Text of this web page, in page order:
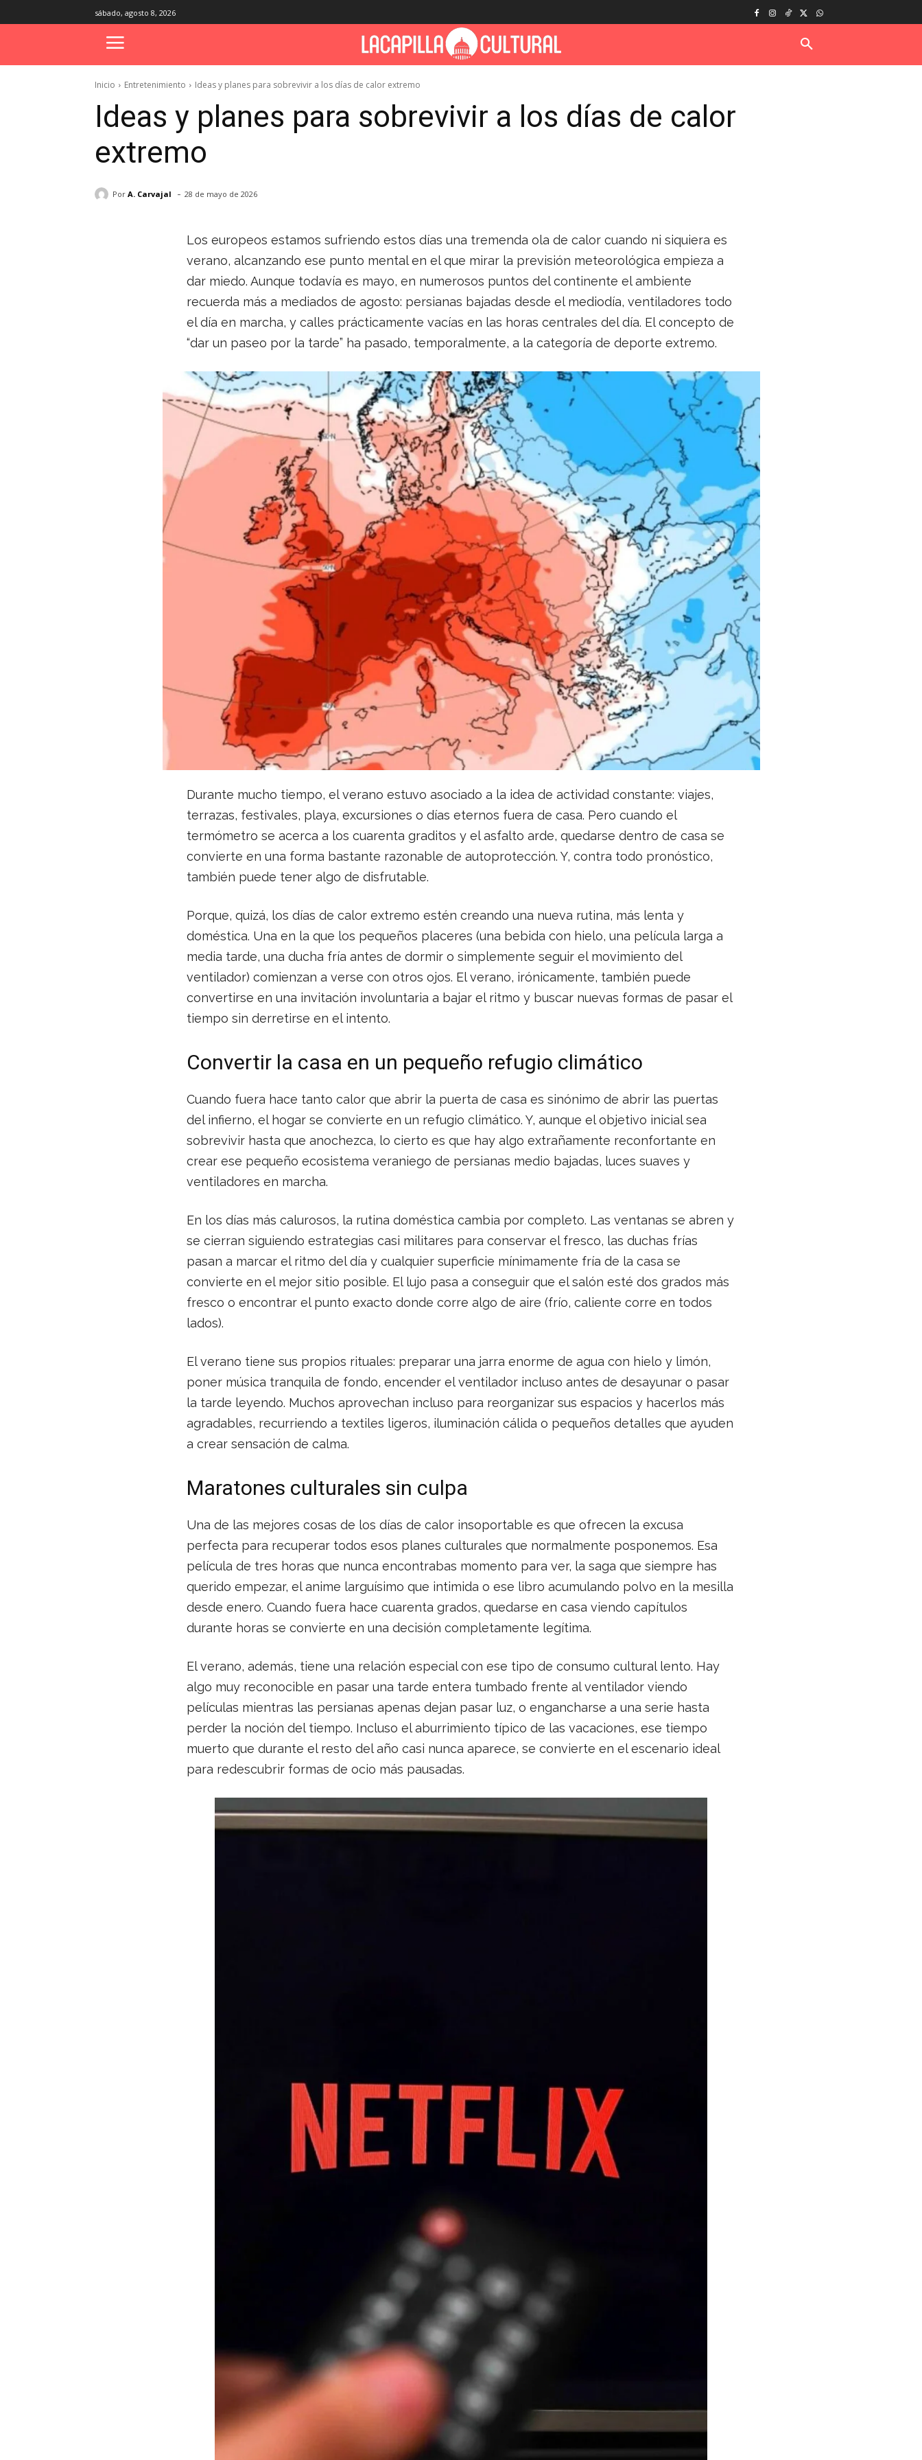
sábado, agosto 8, 2026
Inicio Entretenimiento Ideas y planes para sobrevivir a los días de calor extremo
Ideas y planes para sobrevivir a los días de calor
extremo
Por A. Carvajal - 28 de mayo de 2026
Los europeos estamos sufriendo estos días una tremenda ola de calor cuando ni siquiera es
verano, alcanzando ese punto mental en el que mirar la previsión meteorológica empieza a
dar miedo. Aunque todavía es mayo, en numerosos puntos del continente el ambiente
recuerda más a mediados de agosto: persianas bajadas desde el mediodía, ventiladores todo
el día en marcha, y calles prácticamente vacías en las horas centrales del día. El concepto de
“dar un paseo por la tarde” ha pasado, temporalmente, a la categoría de deporte extremo.
Durante mucho tiempo, el verano estuvo asociado a la idea de actividad constante: viajes,
terrazas, festivales, playa, excursiones o días eternos fuera de casa. Pero cuando el
termómetro se acerca a los cuarenta graditos y el asfalto arde, quedarse dentro de casa se
convierte en una forma bastante razonable de autoprotección. Y, contra todo pronóstico,
también puede tener algo de disfrutable.
Porque, quizá, los días de calor extremo estén creando una nueva rutina, más lenta y
doméstica. Una en la que los pequeños placeres (una bebida con hielo, una película larga a
media tarde, una ducha fría antes de dormir o simplemente seguir el movimiento del
ventilador) comienzan a verse con otros ojos. El verano, irónicamente, también puede
convertirse en una invitación involuntaria a bajar el ritmo y buscar nuevas formas de pasar el
tiempo sin derretirse en el intento.
Convertir la casa en un pequeño refugio climático
Cuando fuera hace tanto calor que abrir la puerta de casa es sinónimo de abrir las puertas
del infierno, el hogar se convierte en un refugio climático. Y, aunque el objetivo inicial sea
sobrevivir hasta que anochezca, lo cierto es que hay algo extrañamente reconfortante en
crear ese pequeño ecosistema veraniego de persianas medio bajadas, luces suaves y
ventiladores en marcha.
En los días más calurosos, la rutina doméstica cambia por completo. Las ventanas se abren y
se cierran siguiendo estrategias casi militares para conservar el fresco, las duchas frías
pasan a marcar el ritmo del día y cualquier superficie mínimamente fría de la casa se
convierte en el mejor sitio posible. El lujo pasa a conseguir que el salón esté dos grados más
fresco o encontrar el punto exacto donde corre algo de aire (frío, caliente corre en todos
lados).
El verano tiene sus propios rituales: preparar una jarra enorme de agua con hielo y limón,
poner música tranquila de fondo, encender el ventilador incluso antes de desayunar o pasar
la tarde leyendo. Muchos aprovechan incluso para reorganizar sus espacios y hacerlos más
agradables, recurriendo a textiles ligeros, iluminación cálida o pequeños detalles que ayuden
a crear sensación de calma.
Maratones culturales sin culpa
Una de las mejores cosas de los días de calor insoportable es que ofrecen la excusa
perfecta para recuperar todos esos planes culturales que normalmente posponemos. Esa
película de tres horas que nunca encontrabas momento para ver, la saga que siempre has
querido empezar, el anime larguísimo que intimida o ese libro acumulando polvo en la mesilla
desde enero. Cuando fuera hace cuarenta grados, quedarse en casa viendo capítulos
durante horas se convierte en una decisión completamente legítima.
El verano, además, tiene una relación especial con ese tipo de consumo cultural lento. Hay
algo muy reconocible en pasar una tarde entera tumbado frente al ventilador viendo
películas mientras las persianas apenas dejan pasar luz, o engancharse a una serie hasta
perder la noción del tiempo. Incluso el aburrimiento típico de las vacaciones, ese tiempo
muerto que durante el resto del año casi nunca aparece, se convierte en el escenario ideal
para redescubrir formas de ocio más pausadas.